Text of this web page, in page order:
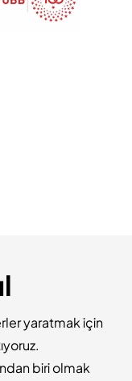
yaratmak için
biri olmak